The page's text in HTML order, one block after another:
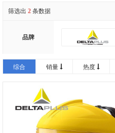
筛选出 2 条数据
品牌
综合 销量 热度